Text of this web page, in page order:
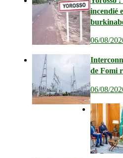
incendié
06/08/
de Fomi
06/08/